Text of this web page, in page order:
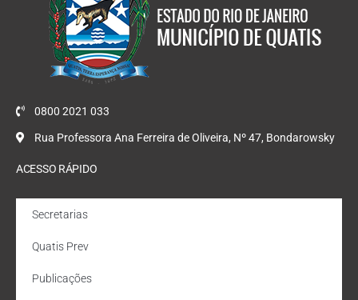
0800 2021 033
Rua Professora Ana Ferreira de Oliveira, Nº 47, Bondarowsky
ACESSO RÁPIDO
Secretarias
Quatis Prev
Publicações